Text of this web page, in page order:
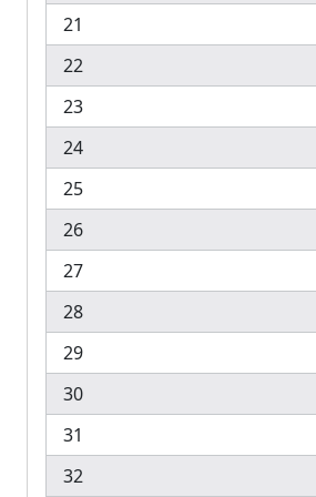
21
22
23
24
25
26
27
28
29
30
31
32